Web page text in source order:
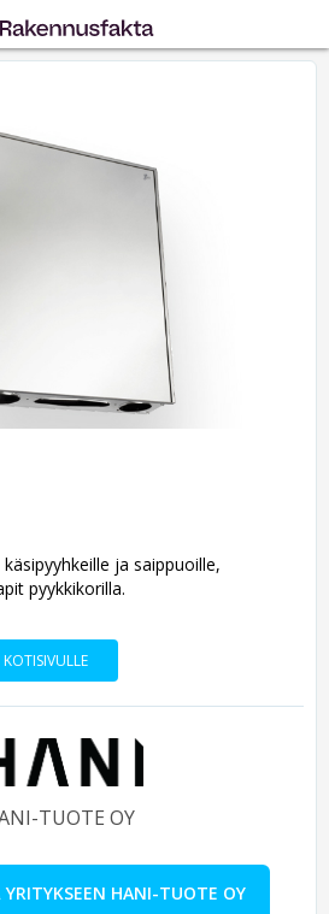
ja saippuoille,
pyykkikorilla.
TUOTE OY
HANI-TUOTE OY